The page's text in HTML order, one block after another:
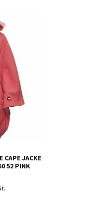
CAPE JACKE
52 PINK